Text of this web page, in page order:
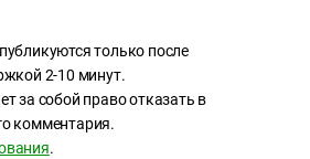
только после
2-10 минут.
за собой право отказать в
комментария.
.